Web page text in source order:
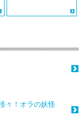
々！オラの妖怪